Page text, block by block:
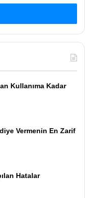
Kullanıma Kadar
Vermenin En Zarif
Hatalar